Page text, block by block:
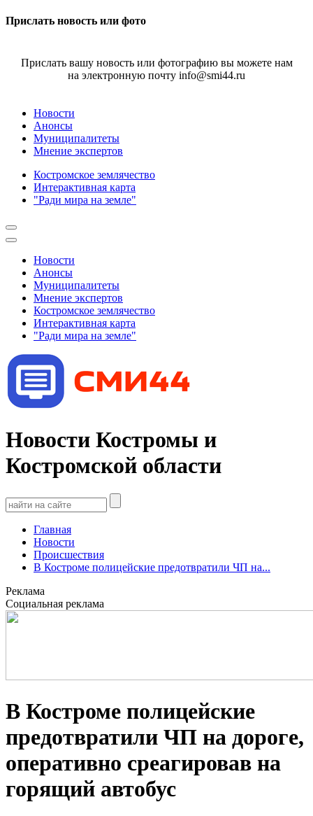
Прислать новость или фото
Прислать вашу новость или фотографию вы можете нам
на электронную почту info@smi44.ru
Новости
Анонсы
Муниципалитеты
Мнение экспертов
Костромское землячество
Интерактивная карта
"Ради мира на земле"
Новости
Анонсы
Муниципалитеты
Мнение экспертов
Костромское землячество
Интерактивная карта
"Ради мира на земле"
Новости Костромы и
Костромской области
Главная
Новости
Происшествия
В Костроме полицейские предотвратили ЧП на...
Реклама
Социальная реклама
В Костроме полицейские
предотвратили ЧП на дороге,
оперативно среагировав на
горящий автобус